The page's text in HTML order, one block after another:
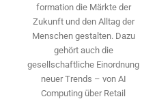
formation die Märkte der
Zukunft und den Alltag der
Menschen gestalten. Dazu
gehört auch die
gesellschaftliche Einordnung
neuer Trends – von AI
Computing über Retail